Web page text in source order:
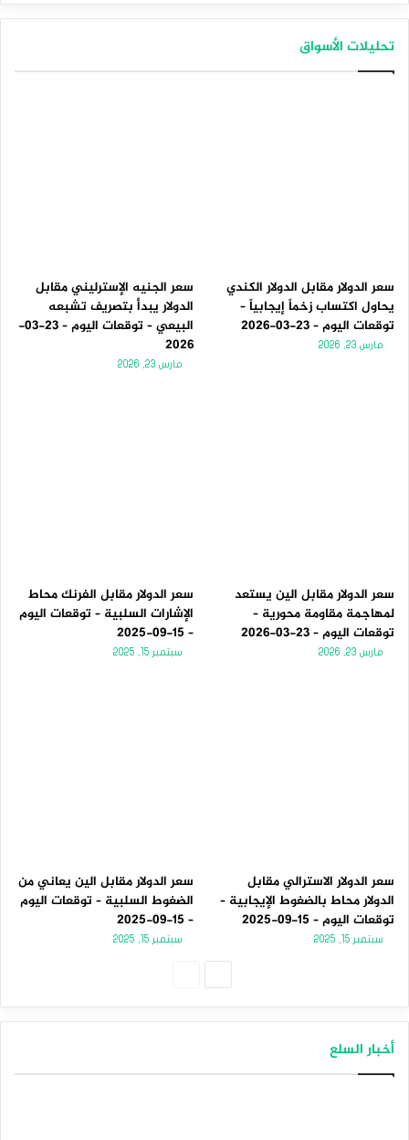
تحليلات الأسواق
سعر الدولار مقابل الدولار الكندي
يحاول اكتساب زخماً إيجابياً –
توقعات اليوم – 23-03-2026
مارس 23, 2026
سعر الجنيه الإسترليني مقابل
الدولار يبدأ بتصريف تشبعه
البيعي – توقعات اليوم – 23-03-
2026
مارس 23, 2026
سعر الدولار مقابل الين يستعد
لمهاجمة مقاومة محورية –
توقعات اليوم – 23-03-2026
مارس 23, 2026
سعر الدولار مقابل الفرنك محاط
الإشارات السلبية – توقعات اليوم
– 15-09-2025
سبتمبر 15, 2025
سعر الدولار الاسترالي مقابل
الدولار محاط بالضغوط الإيجابية –
توقعات اليوم – 15-09-2025
سبتمبر 15, 2025
سعر الدولار مقابل الين يعاني من
الضغوط السلبية – توقعات اليوم
– 15-09-2025
سبتمبر 15, 2025
أخبار السلع